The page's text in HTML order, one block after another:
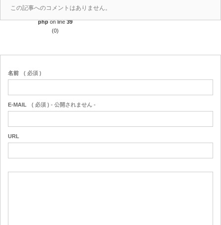
eck1b5dud.jp/public_html/wp-
content/themes/amore_tcd028/comments.
phpon line39
(0)
この記事へのコメントはありません。
名前 ( 必須 )
E-MAIL ( 必須 ) - 公開されません -
URL